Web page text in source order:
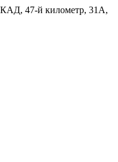
47-й километр, 31А,